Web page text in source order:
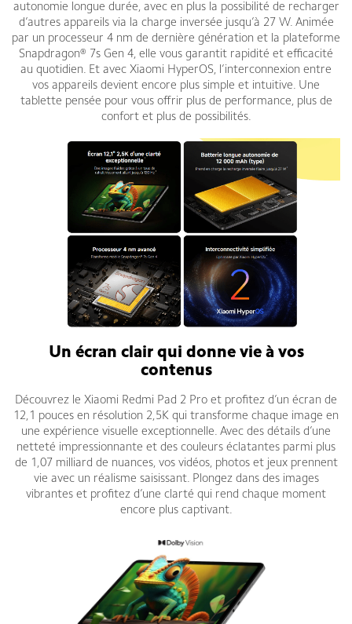
autonomie longue durée, avec en plus la possibilité de recharger
d’autres appareils via la charge inversée jusqu’à 27 W. Animée
par un processeur 4 nm de dernière génération et la plateforme
Snapdragon® 7s Gen 4, elle vous garantit rapidité et efficacité
au quotidien. Et avec Xiaomi HyperOS, l’interconnexion entre
vos appareils devient encore plus simple et intuitive. Une
tablette pensée pour vous offrir plus de performance, plus de
confort et plus de possibilités.
Un écran clair qui donne vie à vos
contenus
Découvrez le Xiaomi Redmi Pad 2 Pro et profitez d’un écran de
12,1 pouces en résolution 2,5K qui transforme chaque image en
une expérience visuelle exceptionnelle. Avec des détails d’une
netteté impressionnante et des couleurs éclatantes parmi plus
de 1,07 milliard de nuances, vos vidéos, photos et jeux prennent
vie avec un réalisme saisissant. Plongez dans des images
vibrantes et profitez d’une clarté qui rend chaque moment
encore plus captivant.